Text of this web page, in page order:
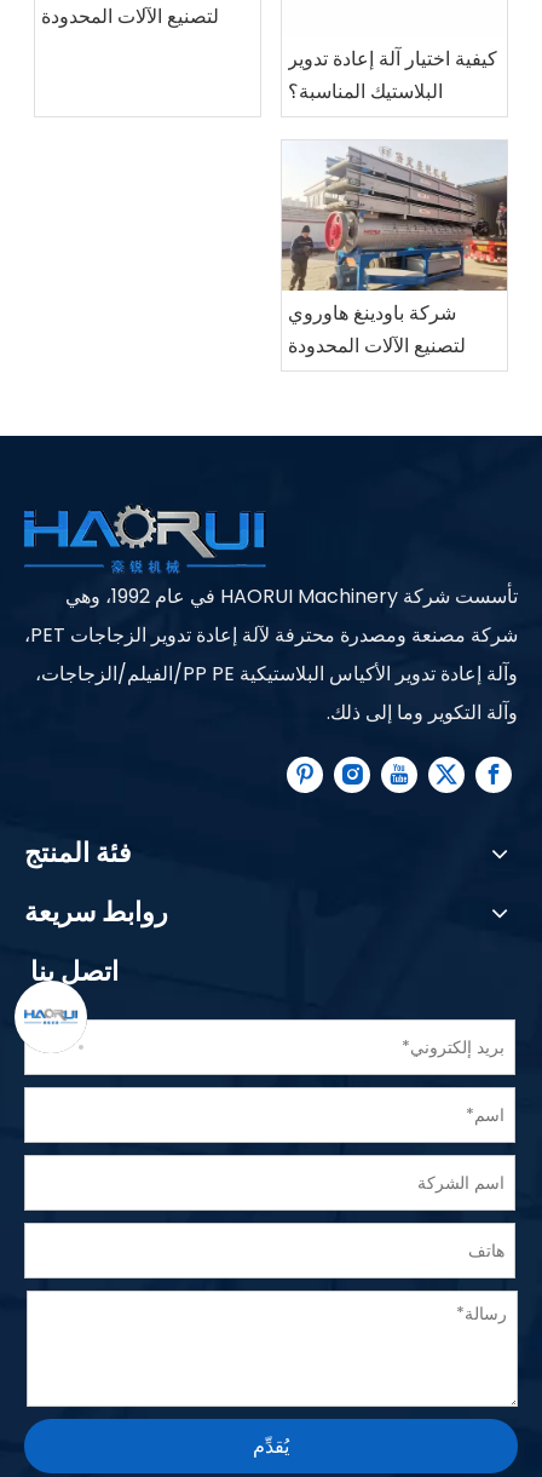
كيفية اختيار آلة إعادة تدوير
البلاستيك المناسبة؟
لتصنيع الآلات المحدودة
شركة باودينغ هاوروي
لتصنيع الآلات المحدودة
تأسست شركة HAORUI Machinery في عام 1992، وهي
شركة مصنعة ومصدرة محترفة لآلة إعادة تدوير الزجاجات PET،
وآلة إعادة تدوير الأكياس البلاستيكية PP PE/الفيلم/الزجاجات،
وآلة التكوير وما إلى ذلك.
فئة المنتج
روابط سريعة
اتصل بنا
يُقدِّم